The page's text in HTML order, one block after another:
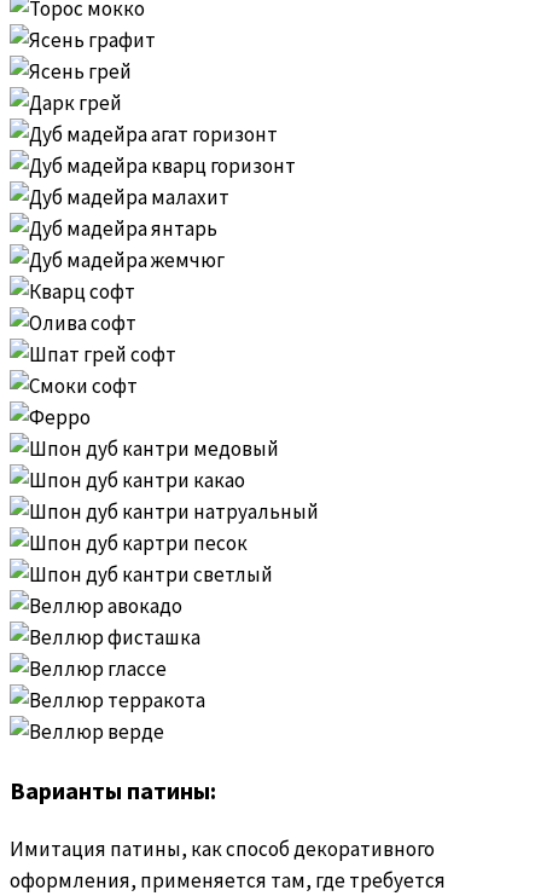
Варианты патины:
Имитация патины, как способ декоративного
оформления, применяется там, где требуется